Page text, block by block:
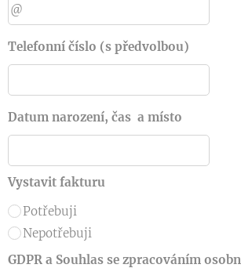
Telefonní číslo (s předvolbou)
Datum narození, čas a místo
Vystavit fakturu
Potřebuji
Nepotřebuji
GDPR a Souhlas se zpracováním